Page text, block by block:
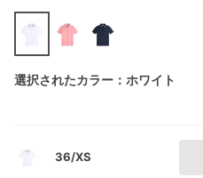
選択されたカラー：ホワイト
36/XS